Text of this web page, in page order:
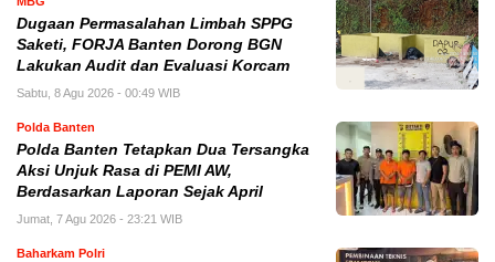
Dugaan Permasalahan Limbah SPPG
Saketi, FORJA Banten Dorong BGN
Lakukan Audit dan Evaluasi Korcam
Sabtu, 8 Agu 2026 - 00:49 WIB
Polda Banten
Polda Banten Tetapkan Dua Tersangka
Aksi Unjuk Rasa di PEMI AW,
Berdasarkan Laporan Sejak April
Jumat, 7 Agu 2026 - 23:21 WIB
Baharkam Polri